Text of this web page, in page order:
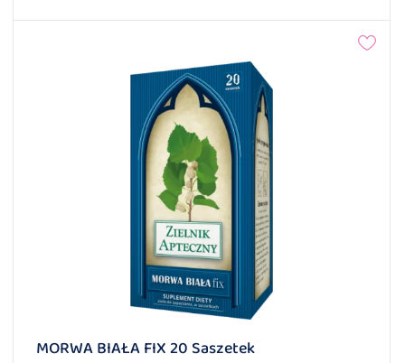
MORWA BIAŁA FIX 20 Saszetek